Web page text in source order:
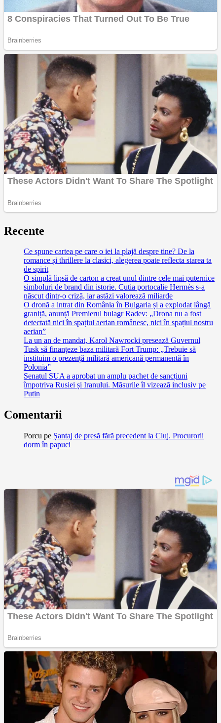
Recente
Ce spune cartea pe care o iei la plajă despre tine? De la
romance și thrillere la clasici, alegerea poate reflecta starea ta
de spirit
O simplă lipsă de carton a creat unul dintre cele mai puternice
simboluri de brand din istorie. Cutia portocalie Hermès s-a
născut dintr-o criză, iar astăzi valorează miliarde
O dronă a intrat din România în Bulgaria și a explodat lângă
graniță, anunță Premierul bulagr Radev: „Drona nu a fost
detectată nici în spațiul aerian românesc, nici în spațiul nostru
aerian”
La un an de mandat, Karol Nawrocki presează Guvernul
Tusk să finanțeze baza militară Fort Trump: „Trebuie să
instituim o prezență militară americană permanentă în
Polonia”
Senatul SUA a aprobat un amplu pachet de sancțiuni
împotriva Rusiei și Iranului. Măsurile îl vizează inclusiv pe
Putin
Comentarii
Porcu pe Șantaj de presă fără precedent la Cluj. Procurorii
dorm în papuci